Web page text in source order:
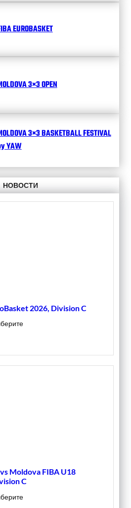
EUROBASKET
3×3 OPEN
3×3 BASKETBALL FESTIVAL
YAW
НОВОСТИ
2026, Division C
Moldova FIBA U18
C